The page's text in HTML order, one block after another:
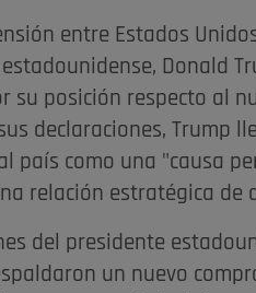
entre Estados
Donald
su posición respecto al
sus declaraciones,
país como una "causa
relación estratégica de
del presidente
un nuevo